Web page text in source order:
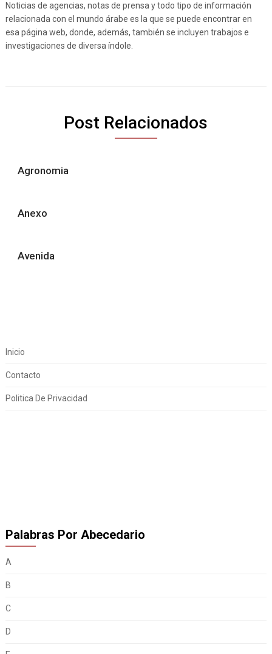
Noticias de agencias, notas de prensa y todo tipo de información
relacionada con el mundo árabe es la que se puede encontrar en
esa página web, donde, además, también se incluyen trabajos e
investigaciones de diversa índole.
Post Relacionados
Agronomia
Anexo
Avenida
Inicio
Contacto
Politica De Privacidad
Palabras Por Abecedario
A
B
C
D